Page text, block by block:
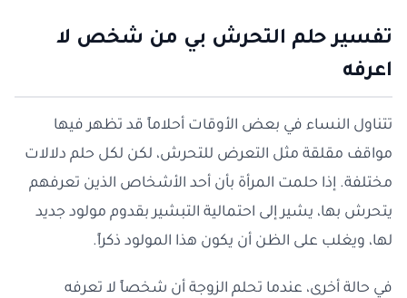
تفسير حلم التحرش بي من شخص لا
اعرفه
تتناول النساء في بعض الأوقات أحلاماً قد تظهر فيها
مواقف مقلقة مثل التعرض للتحرش، لكن لكل حلم دلالات
مختلفة. إذا حلمت المرأة بأن أحد الأشخاص الذين تعرفهم
يتحرش بها، يشير إلى احتمالية التبشير بقدوم مولود جديد
لها، ويغلب على الظن أن يكون هذا المولود ذكراً.
في حالة أخرى، عندما تحلم الزوجة أن شخصاً لا تعرفه